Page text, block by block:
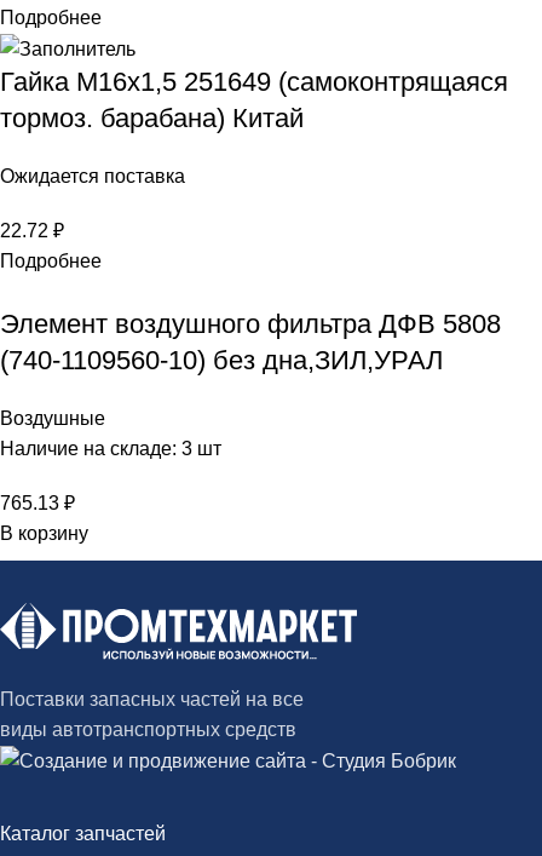
Подробнее
Гайка М16х1,5 251649 (самоконтрящаяся
тормоз. барабана) Китай
Ожидается поставка
22.72 ₽
Подробнее
Элемент воздушного фильтра ДФВ 5808
(740-1109560-10) без дна,ЗИЛ,УРАЛ
Воздушные
Наличие на складе: 3 шт
765.13 ₽
В корзину
Поставки запасных частей на все
виды автотранспортных средств
Каталог запчастей